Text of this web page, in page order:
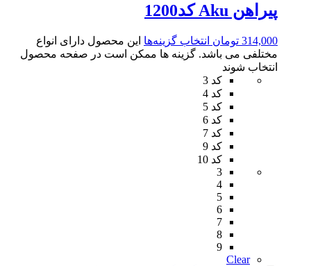
پیراهن Aku کد1200
314,000 تومان انتخاب گزینه‌ها این محصول دارای انواع
مختلفی می باشد. گزینه ها ممکن است در صفحه محصول
انتخاب شوند
کد 3
کد 4
کد 5
کد 6
کد 7
کد 9
کد 10
3
4
5
6
7
8
9
Clear